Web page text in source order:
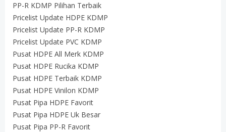
PP-R KDMP Pilihan Terbaik
Pricelist Update HDPE KDMP
Pricelist Update PP-R KDMP
Pricelist Update PVC KDMP
Pusat HDPE All Merk KDMP
Pusat HDPE Rucika KDMP
Pusat HDPE Terbaik KDMP
Pusat HDPE Vinilon KDMP
Pusat Pipa HDPE Favorit
Pusat Pipa HDPE Uk Besar
Pusat Pipa PP-R Favorit